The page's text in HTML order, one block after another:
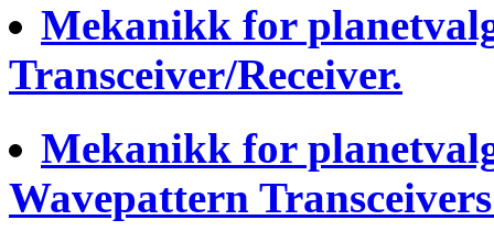
Mekanikk for
Transceiver/Receiver.
Mekanikk for
Wavepattern